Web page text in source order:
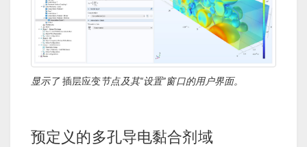
显示了插层应变节点及其“设置”窗口的用户界面。
预定义的多孔导电黏合剂域